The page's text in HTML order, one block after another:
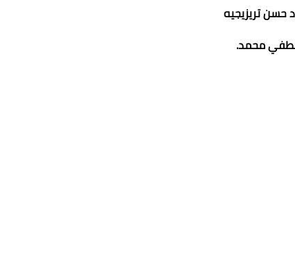
حسن تريزيجيه
محمد.